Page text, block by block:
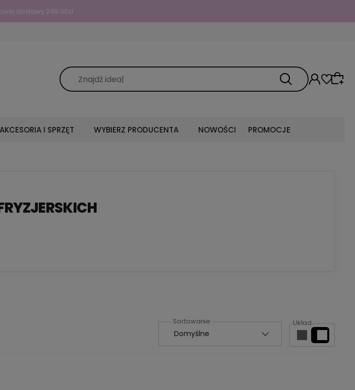
dostawy:249.00zł
AKCESORIA I SPRZĘT WYBIERZ PRODUCENTA NOWOŚCI PROMOCJE
Układ